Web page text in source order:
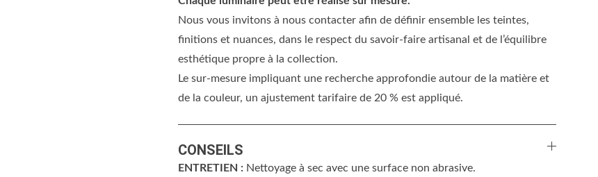
Nous vous invitons à nous contacter afin de définir ensemble les teintes,
finitions et nuances, dans le respect du savoir-faire artisanal et de l’équilibre
esthétique propre à la collection.
Le sur-mesure impliquant une recherche approfondie autour de la matière et
de la couleur, un ajustement tarifaire de 20 % est appliqué.
CONSEILS
ENTRETIEN : Nettoyage à sec avec une surface non abrasive.